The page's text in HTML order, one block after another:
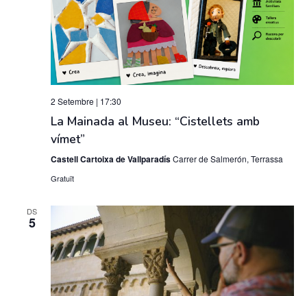
2 Setembre | 17:30
La Mainada al Museu: “Cistellets amb
vímet”
Castell Cartoixa de VallparadísCarrer de Salmerón, Terrassa
Gratuït
DS
5